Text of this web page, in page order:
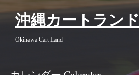
沖縄カートランド
Okinawa Cart Land